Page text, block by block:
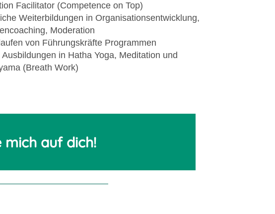
Facilitator (Competence on Top)
Weiterbildungen in Organisationsentwicklung,
Moderation
von Führungskräfte Programmen
Ausbildungen in Hatha Yoga, Meditation und
(Breath Work)
mich auf dich!